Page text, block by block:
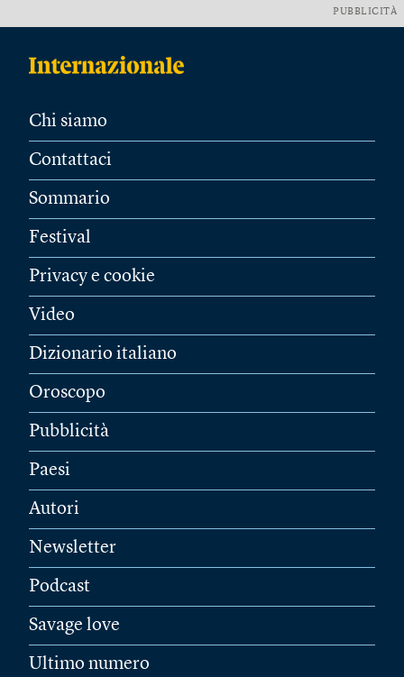
PUBBLICITÀ
Chi siamo
Contattaci
Sommario
Festival
Privacy e cookie
Video
Dizionario italiano
Oroscopo
Pubblicità
Paesi
Autori
Newsletter
Podcast
Savage love
Ultimo numero